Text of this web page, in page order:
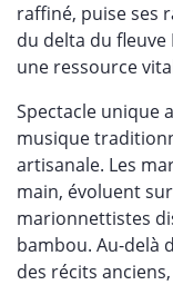
raffiné, puise ses
du delta du fleuve
une ressource
Spectacle unique
musique
artisanale. Les
main, évoluent
marionnettistes
bambou. Au-delà
des récits